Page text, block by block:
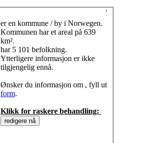
er en kommune / by i Norwegen.
Kommunen har et areal på 639
km².
har 5 101 befolkning.
Ytterligere informasjon er ikke
tilgjengelig ennå.
Ønsker du informasjon om , fyll ut
form.
Klikk for raskere behandling: